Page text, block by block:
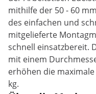
mithilfe der 50 - 60
des einfachen und
mitgelieferte
schnell einsatzbereit.
mit einem
erhöhen die
kg.